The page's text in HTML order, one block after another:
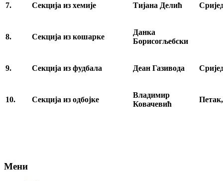
7. Секција из хемије Тијана Делић
8. Секција из кошарке
Данка
Борисогљебски
9. Секција из фудбала Деан Газивода
10. Секција из одбојке
Владимир
Ковачевић
Мени